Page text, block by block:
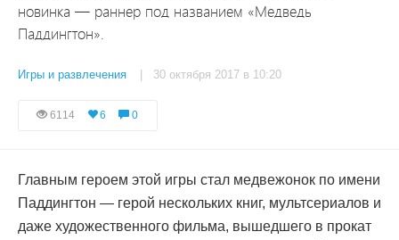
новинка — раннер под названием «Медведь
Паддингтон».
Игры и развлечения | 30 октября 2017 в 10:20
6114 6 0
Главным героем этой игры стал медвежонок по имени
Паддингтон — герой нескольких книг, мультсериалов и
даже художественного фильма, вышедшего в прокат